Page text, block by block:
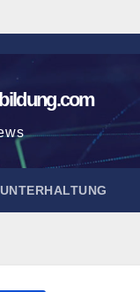
UNTERHALTUNG